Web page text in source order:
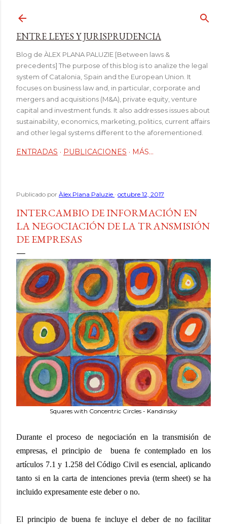
ENTRE LEYES Y JURISPRUDENCIA
Blog de ÀLEX PLANA PALUZIE [Between laws &
precedents] The purpose of this blog is to analize the legal
system of Catalonia, Spain and the European Union. It
focuses on business law and, in particular, corporate and
mergers and acquisitions (M&A), private equity, venture
capital and investment funds. It also addresses issues about
sustainability, economics, marketing, politics, current affairs
and other legal systems different to the aforementioned.
ENTRADAS PUBLICACIONES MÁS…
Publicado por Àlex Plana Paluzie octubre 12, 2017
INTERCAMBIO DE INFORMACIÓN EN
LA NEGOCIACIÓN DE LA TRANSMISIÓN
DE EMPRESAS
Squares with Concentric Circles - Kandinsky
Durante el proceso de negociación en la transmisión de
empresas, el principio de
buena fe contemplado en los
artículos 7.1 y 1.258 del Código Civil es esencial, aplicando
tanto si en la carta de intenciones previa (term sheet) se ha
incluido expresamente este deber o no.
El principio de buena fe incluye el deber de no facilitar